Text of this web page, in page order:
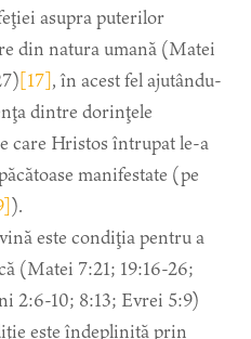
asupra puterilor
din natura umană (Matei
[17], în acest fel ajutându-
dintre dorinţele
care Hristos întrupat le-a
manifestate (pe
).
este condiţia pentru a
(Matei 7:21; 19:16-26;
2:6-10; 8:13; Evrei 5:9)
este îndeplinită prin